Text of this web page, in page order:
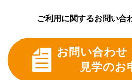
容などのご案内、事業運営上
また、Webサーバーのログに
れた情報は、弊社ホームペー
性の管理、その他、充実した
めに用いられます。
ご利用に関するお問い合
お問い合わせ
見学のお